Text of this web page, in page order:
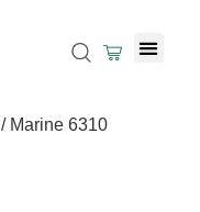
/ Marine 6310